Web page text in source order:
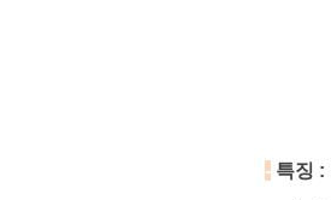
- 특징 :